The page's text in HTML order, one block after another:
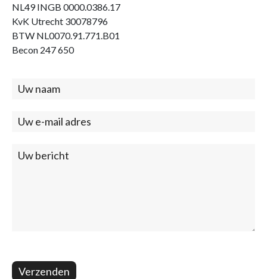
NL49 INGB 0000.0386.17
KvK Utrecht 30078796
BTW NL0070.91.771.B01
Becon 247 650
Contact
Verzenden